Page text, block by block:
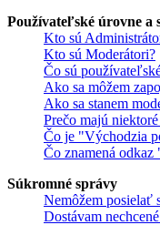
Používateľské úrovne a
Kto sú
Kto sú Moderátori?
Čo sú
Ako sa môžem
Ako sa stanem
Prečo majú
Čo je "Východzia
Čo znamená
Súkromné správy
Nemôžem posielať
Dostávam